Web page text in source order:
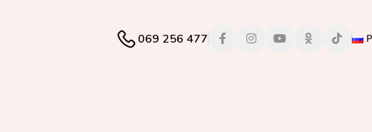
069 256 477